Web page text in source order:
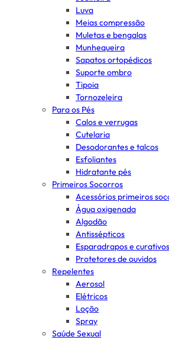
Luva
Meias compressão
Muletas e bengalas
Munhequeira
Sapatos ortopédicos
Suporte ombro
Tipoia
Tornozeleira
Para os Pés
Calos e verrugas
Cutelaria
Desodorantes e talcos
Esfoliantes
Hidratante pés
Primeiros Socorros
Acessórios primeiros
Água oxigenada
Algodão
Antissépticos
Esparadrapos e curativos
Protetores de ouvidos
Repelentes
Aerosol
Elétricos
Loção
Spray
Saúde Sexual